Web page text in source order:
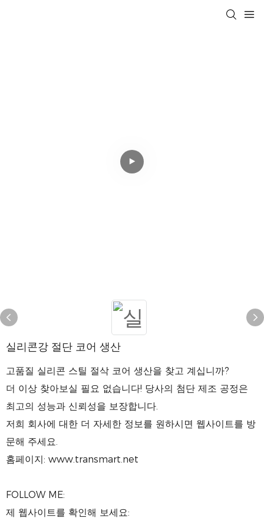
실리콘강 절단 코어 생산
고품질 실리콘 스틸 절삭 코어 생산을 찾고 계십니까?
더 이상 찾아보실 필요 없습니다! 당사의 첨단 제조 공정은
최고의 성능과 신뢰성을 보장합니다.
저희 회사에 대한 더 자세한 정보를 원하시면 웹사이트를 방
문해 주세요.
홈페이지: www.transmart.net
FOLLOW ME:
제 웹사이트를 확인해 보세요: